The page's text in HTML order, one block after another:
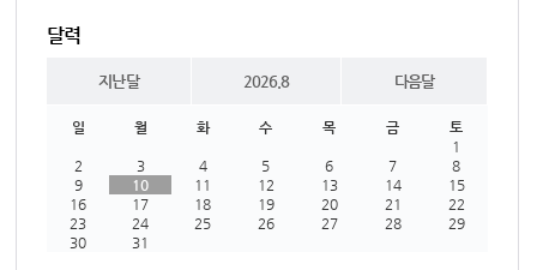
달력
지난달 2026.8 다음달
일 월 화 수 목 금
토
1
2
3 4 5 6 7
8
9
10 11 12 13 14
15
16
17 18 19 20 21
22
23
24 25 26 27 28
29
30
31